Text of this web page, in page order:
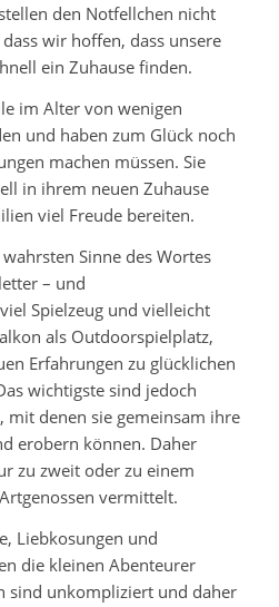
den Notfellchen nicht
wir hoffen, dass unsere
ein Zuhause finden.
im Alter von wenigen
und haben zum Glück noch
machen müssen. Sie
in ihrem neuen Zuhause
viel Freude bereiten.
Sinne des Wortes
– und
Spielzeug und vielleicht
als Outdoorspielplatz,
Erfahrungen zu glücklichen
wichtigste sind jedoch
mit denen sie gemeinsam ihre
erobern können. Daher
zu zweit oder zu einem
vermittelt.
Liebkosungen und
die kleinen Abenteurer
sind unkompliziert und daher